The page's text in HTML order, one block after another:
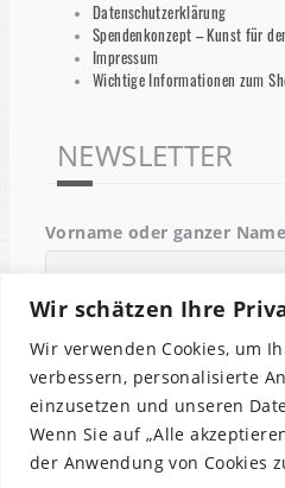
Wir schätzen Ihre
Wir verwenden Cookies, um
verbessern, personalisierte
einzusetzen und unseren
Wenn Sie auf „Alle
der Anwendung von Cookies
Datenschutzerklärung
Spendenkonzept – Kunst für
Impressum
Wichtige Informationen zum
NEWSLETTER
Vorname oder ganzer Name
Email
Indem Du fortfährst,
Datenschutzerklärung.